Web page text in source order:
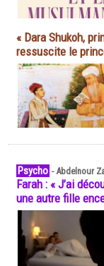
« Dara Shukoh,
ressuscite le
Psycho -Abdelnour
Farah : « J’ai
une autre fille